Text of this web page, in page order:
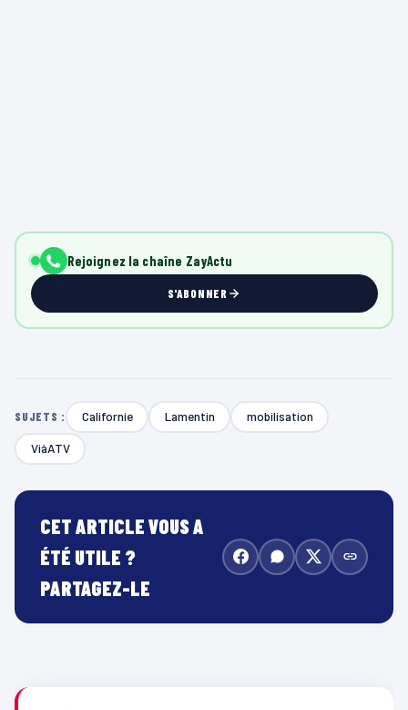
Rejoignez la chaîne ZayActu
S'ABONNER
SUJETS : Californie Lamentin mobilisation
ViàATV
CET ARTICLE VOUS A
ÉTÉ UTILE ?
PARTAGEZ-LE